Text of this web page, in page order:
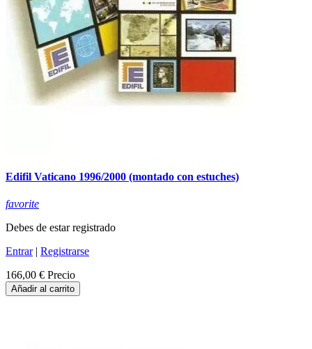
Edifil Vaticano 1996/2000 (montado con estuches)
favorite
Debes de estar registrado
Entrar| Registrarse
166,00 € Precio
Añadir al carrito